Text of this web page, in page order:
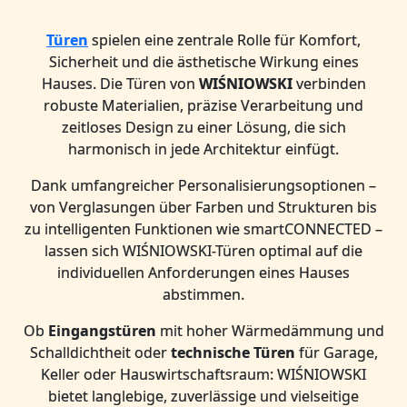
Türen spielen eine zentrale Rolle für Komfort,
Sicherheit und die ästhetische Wirkung eines
Hauses. Die Türen von WIŚNIOWSKIverbinden
robuste Materialien, präzise Verarbeitung und
zeitloses Design zu einer Lösung, die sich
harmonisch in jede Architektur einfügt.
Dank umfangreicher Personalisierungsoptionen –
von Verglasungen über Farben und Strukturen bis
zu intelligenten Funktionen wie smartCONNECTED –
lassen sich WIŚNIOWSKI-Türen optimal auf die
individuellen Anforderungen eines Hauses
abstimmen.
Ob Eingangstüren mit hoher Wärmedämmung und
Schalldichtheit odertechnische Türen für Garage,
Keller oder Hauswirtschaftsraum: WIŚNIOWSKI
bietet langlebige, zuverlässige und vielseitige